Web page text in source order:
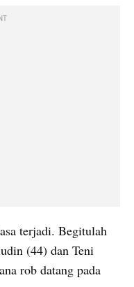
terjadi. Begitulah
(44) dan Teni
rob datang pada